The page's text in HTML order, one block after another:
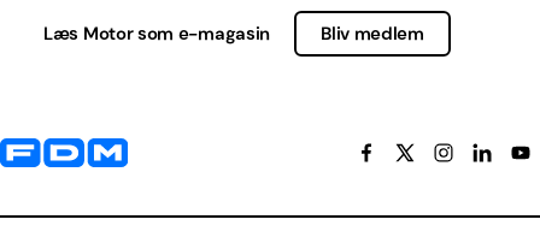
Læs Motor som e-magasin Bliv medlem
Yderligere information og kontaktoplysninger